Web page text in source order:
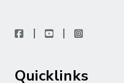
facebookyoutubeinstagram
Quicklinks